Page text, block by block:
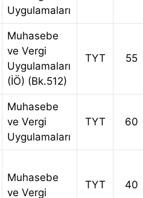
Uygulamaları
Muhasebe
ve Vergi
Uygulamaları
(İÖ) (Bk.512)
TYT 55
Muhasebe
ve Vergi
Uygulamaları
TYT 60
Muhasebe
ve Vergi
TYT 40